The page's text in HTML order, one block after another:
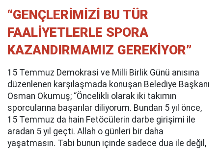
“GENÇLERİMİZİ BU TÜR
FAALİYETLERLE SPORA
KAZANDIRMAMIZ GEREKİYOR”
15 Temmuz Demokrasi ve Milli Birlik Günü anısına
düzenlenen karşılaşmada konuşan Belediye Başkanı
Osman Okumuş; “Öncelikli olarak iki takımın
sporcularına başarılar diliyorum. Bundan 5 yıl önce,
15 Temmuz da hain Fetöcülerin darbe girişimi ile
aradan 5 yıl geçti. Allah o günleri bir daha
yaşatmasın. Tabi bunun içinde sadece dua ile değil,